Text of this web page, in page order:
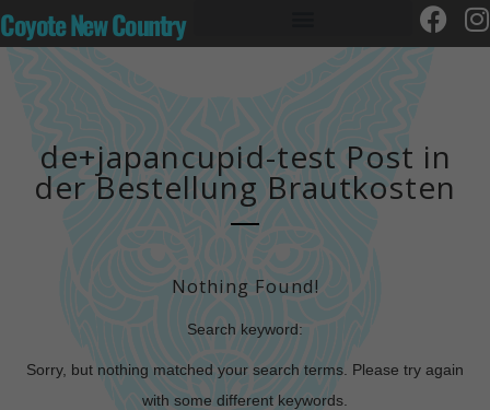
Coyote New Country
de+japancupid-test Post in
der Bestellung Brautkosten
Nothing Found!
Search keyword:
Sorry, but nothing matched your search terms. Please try again
with some different keywords.